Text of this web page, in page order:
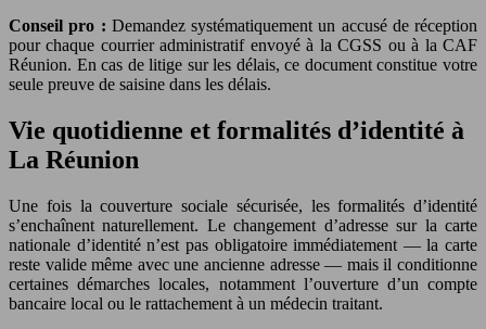
Conseil pro : Demandez systématiquement un accusé de réception
pour chaque courrier administratif envoyé à la CGSS ou à la CAF
Réunion. En cas de litige sur les délais, ce document constitue votre
seule preuve de saisine dans les délais.
Vie quotidienne et formalités d’identité à
La Réunion
Une fois la couverture sociale sécurisée, les formalités d’identité
s’enchaînent naturellement. Le changement d’adresse sur la carte
nationale d’identité n’est pas obligatoire immédiatement — la carte
reste valide même avec une ancienne adresse — mais il conditionne
certaines démarches locales, notamment l’ouverture d’un compte
bancaire local ou le rattachement à un médecin traitant.